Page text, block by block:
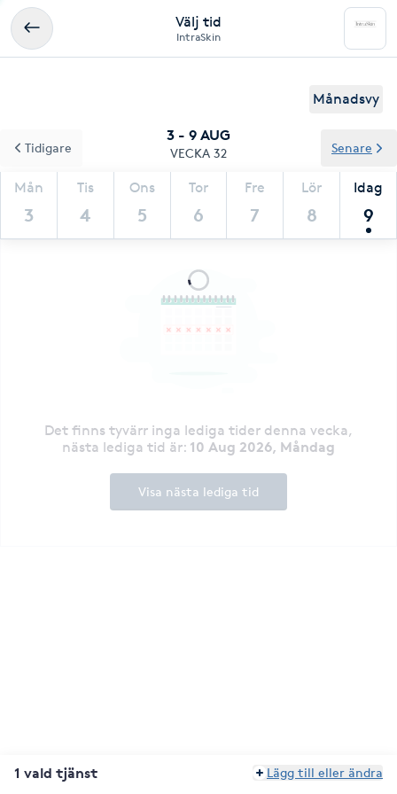
Välj tid
IntraSkin
Månadsvy
3 - 9 AUG
VECKA 32
Mån
3
Tis
4
Ons
5
Tor
6
Fre
7
Lör
8
Idag
9
Tidigare Senare
Det finns tyvärr inga lediga tider denna vecka,
nästa lediga tid är: 10 Aug 2026, Måndag
Visa nästa lediga tid
1 vald tjänst Lägg till eller ändra